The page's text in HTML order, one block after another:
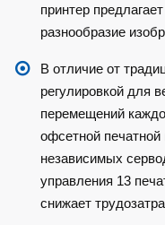
принтер
разнообразие
В отличие от
регулировкой для
перемещений
офсетной
независимых
управления 13
снижает